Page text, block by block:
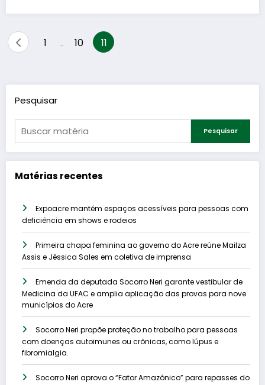
Paginação
1 … 10 11
Pesquisar
Pesquisar
Matérias recentes
Expoacre mantém espaços acessíveis para pessoas com
deficiência em shows e rodeios
Primeira chapa feminina ao governo do Acre reúne Mailza
Assis e Jéssica Sales em coletiva de imprensa
Emenda da deputada Socorro Neri garante vestibular de
Medicina da UFAC e amplia aplicação das provas para nove
municípios do Acre
Socorro Neri propõe proteção no trabalho para pessoas
com doenças autoimunes ou crônicas, como lúpus e
fibromialgia.
Socorro Neri aprova o “Fator Amazônico” para repasses do